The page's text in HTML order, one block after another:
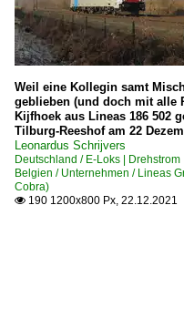
Weil eine Kollegin samt
geblieben (und doch mit alle
Kijfhoek aus Lineas 186 502
Tilburg-Reeshof am 22
Leonardus Schrijvers
Deutschland / E-Loks |
Belgien / Unternehmen / Lineas
Cobra)
 190 1200x800 Px, 22.12.2021